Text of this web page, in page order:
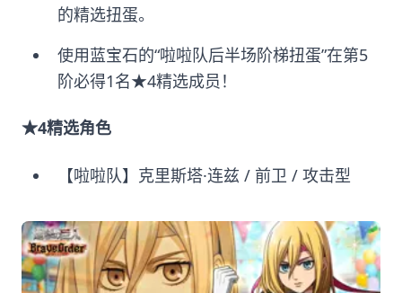
的精选扭蛋。
使用蓝宝石的“啦啦队后半场阶梯扭蛋”在第5
阶必得1名★4精选成员！
★4精选角色
【啦啦队】克里斯塔·连兹 / 前卫 / 攻击型